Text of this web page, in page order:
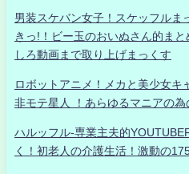
男装スケバン女子！スケッフルま
きっ!！ビー玉のおいぬさん的ま
しろ動画まで取り上げまっくす
ロボットアニメ！メカと美少女キ
非モテ星人 ！あらゆるマニアの為
ハルッフル-専業主夫的
く！初老人の介護生活！激動の